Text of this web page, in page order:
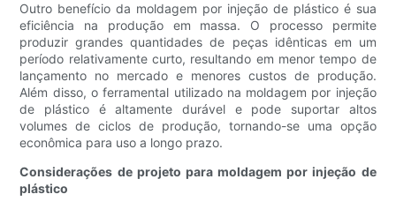
Outro benefício da moldagem por injeção de plástico é sua
eficiência na produção em massa. O processo permite
produzir grandes quantidades de peças idênticas em um
período relativamente curto, resultando em menor tempo de
lançamento no mercado e menores custos de produção.
Além disso, o ferramental utilizado na moldagem por injeção
de plástico é altamente durável e pode suportar altos
volumes de ciclos de produção, tornando-se uma opção
econômica para uso a longo prazo.
Considerações de projeto para moldagem por injeção de
plástico